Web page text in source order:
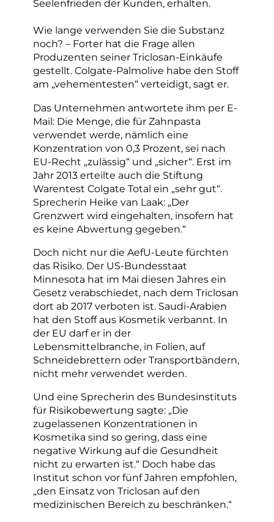
Seelenfrieden der Kunden, erhalten.
Wie lange verwenden Sie die Substanz
noch? – Forter hat die Frage allen
Produzenten seiner Triclosan-Einkäufe
gestellt. Colgate-Palmolive habe den Stoff
am „vehementesten“ verteidigt, sagt er.
Das Unternehmen antwortete ihm per E-
Mail: Die Menge, die für Zahnpasta
verwendet werde, nämlich eine
Konzentration von 0,3 Prozent, sei nach
EU-Recht „zulässig“ und „sicher“. Erst im
Jahr 2013 erteilte auch die Stiftung
Warentest Colgate Total ein „sehr gut“.
Sprecherin Heike van Laak: „Der
Grenzwert wird eingehalten, insofern hat
es keine Abwertung gegeben.“
Doch nicht nur die AefU-Leute fürchten
das Risiko. Der US-Bundesstaat
Minnesota hat im Mai diesen Jahres ein
Gesetz verabschiedet, nach dem Triclosan
dort ab 2017 verboten ist. Saudi-Arabien
hat den Stoff aus Kosmetik verbannt. In
der EU darf er in der
Lebensmittelbranche, in Folien, auf
Schneidebrettern oder Transportbändern,
nicht mehr verwendet werden.
Und eine Sprecherin des Bundesinstituts
für Risikobewertung sagte: „Die
zugelassenen Konzentrationen in
Kosmetika sind so gering, dass eine
negative Wirkung auf die Gesundheit
nicht zu erwarten ist.“ Doch habe das
Institut schon vor fünf Jahren empfohlen,
„den Einsatz von Triclosan auf den
medizinischen Bereich zu beschränken.“